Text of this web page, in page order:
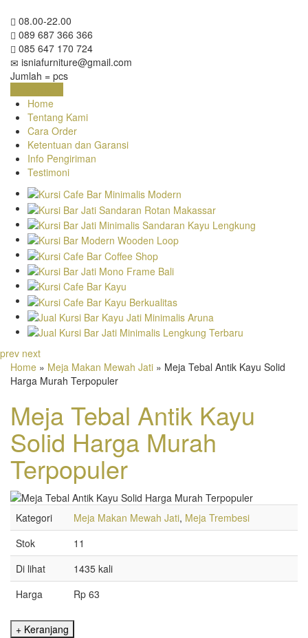
08.00-22.00
089 687 366 366
085 647 170 724
isniafurniture@gmail.com
Jumlah = pcs
Home
Tentang Kami
Cara Order
Ketentuan dan Garansi
Info Pengiriman
Testimoni
prev next
Home » Meja Makan Mewah Jati » Meja Tebal Antik Kayu Solid
Harga Murah Terpopuler
Meja Tebal Antik Kayu
Solid Harga Murah
Terpopuler
Kategori Meja Makan Mewah Jati, Meja Trembesi
Stok
11
Di lihat
1435 kali
Harga
Rp 63